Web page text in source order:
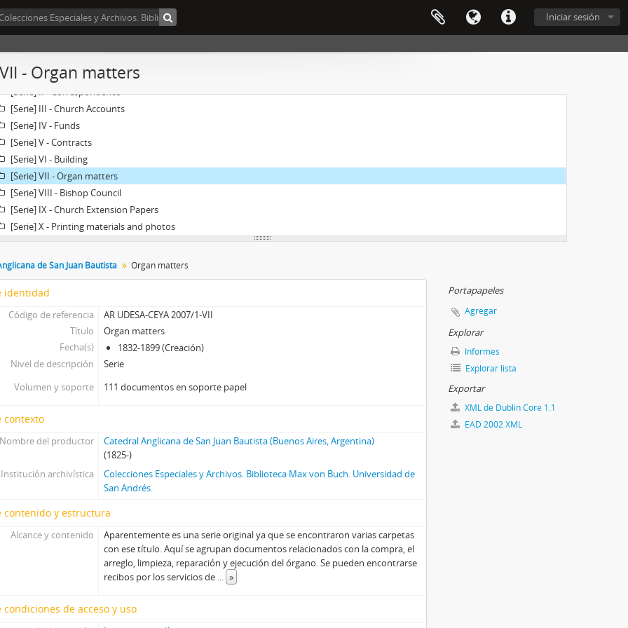
Iniciar sesión
- Organ matters
[Serie] I - Papers related to the origin of the Church
[Serie] II - Correspondence
[Serie] III - Church Accounts
[Serie] IV - Funds
[Serie] V - Contracts
[Serie] VI - Building
[Serie] VII - Organ matters
[Serie] VIII - Bishop Council
[Serie] IX - Church Extension Papers
[Serie] X - Printing materials and photos
de San Juan Bautista Organ matters
identidad
Código de referencia
AR UDESA-CEYA 2007/1-VII
Título
Organ matters
Fecha(s)
1832-1899 (Creación)
Nivel de descripción
Serie
Volumen y soporte
111 documentos en soporte papel
contexto
Nombre del productor
Catedral Anglicana de San Juan Bautista (Buenos Aires, Argentina)
(1825-)
Institución archivística
Colecciones Especiales y Archivos. Biblioteca Max von Buch. Universidad de
San Andrés.
contenido y estructura
Alcance y contenido
Aparentemente es una serie original ya que se encontraron varias carpetas
con ese título. Aquí se agrupan documentos relacionados con la compra, el
arreglo, limpieza, reparación y ejecución del órgano. Se pueden encontrarse
recibos por los servicios de ... »
condiciones de acceso y uso
Portapapeles
Agregar
Explorar
Informes
Explorar lista
Exportar
XML de Dublin Core 1.1
EAD 2002 XML